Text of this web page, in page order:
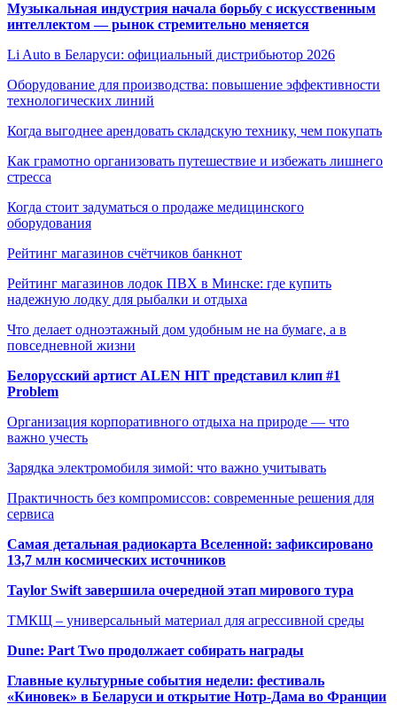
Музыкальная индустрия начала борьбу с искусственным
интеллектом — рынок стремительно меняется
Li Auto в Беларуси: официальный дистрибьютор 2026
Оборудование для производства: повышение эффективности
технологических линий
Когда выгоднее арендовать складскую технику, чем покупать
Как грамотно организовать путешествие и избежать лишнего
стресса
Когда стоит задуматься о продаже медицинского
оборудования
Рейтинг магазинов счётчиков банкнот
Рейтинг магазинов лодок ПВХ в Минске: где купить
надежную лодку для рыбалки и отдыха
Что делает одноэтажный дом удобным не на бумаге, а в
повседневной жизни
Белорусский артист ALEN HIT представил клип #1
Problem
Организация корпоративного отдыха на природе — что
важно учесть
Зарядка электромобиля зимой: что важно учитывать
Практичность без компромиссов: современные решения для
сервиса
Самая детальная радиокарта Вселенной: зафиксировано
13,7 млн космических источников
Taylor Swift завершила очередной этап мирового тура
ТМКЩ – универсальный материал для агрессивной среды
Dune: Part Two продолжает собирать награды
Главные культурные события недели: фестиваль
«Киновек» в Беларуси и открытие Нотр-Дама во Франции